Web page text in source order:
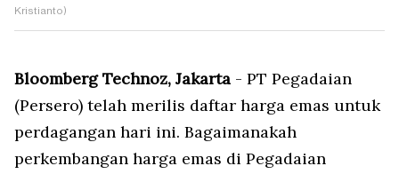
Kristianto)
Bloomberg Technoz, Jakarta - PT Pegadaian
(Persero) telah merilis daftar harga emas untuk
perdagangan hari ini. Bagaimanakah
perkembangan harga emas di Pegadaian